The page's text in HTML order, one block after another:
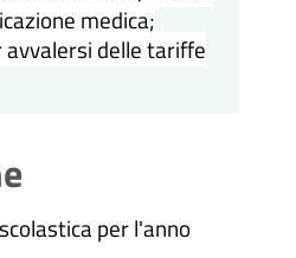
medica;
avvalersi delle tariffe
per l'anno